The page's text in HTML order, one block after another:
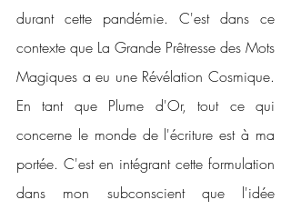
durant cette pandémie. C'est dans ce
contexte que La Grande Prêtresse des Mots
Magiques a eu une Révélation Cosmique.
En tant que Plume d'Or, tout ce qui
concerne le monde de l'écriture est à ma
portée. C'est en intégrant cette formulation
dans mon subconscient que l'idée